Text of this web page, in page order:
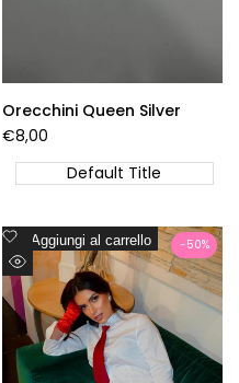
Orecchini Queen Silver
Prezzo
vendita
€8,00
Default Title
-50%
Aggiungi al carrello
Aggiungi
alla
lista
dei
desideri
Visualizzazione
Rapida